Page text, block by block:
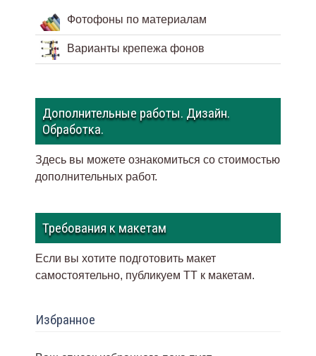
Фотофоны по материалам
Варианты крепежа фонов
Дополнительные работы. Дизайн.
Обработка.
Здесь вы можете ознакомиться со стоимостью
дополнительных работ.
Требования к макетам
Если вы хотите подготовить макет
самостоятельно, публикуем ТТ к макетам.
Избранное